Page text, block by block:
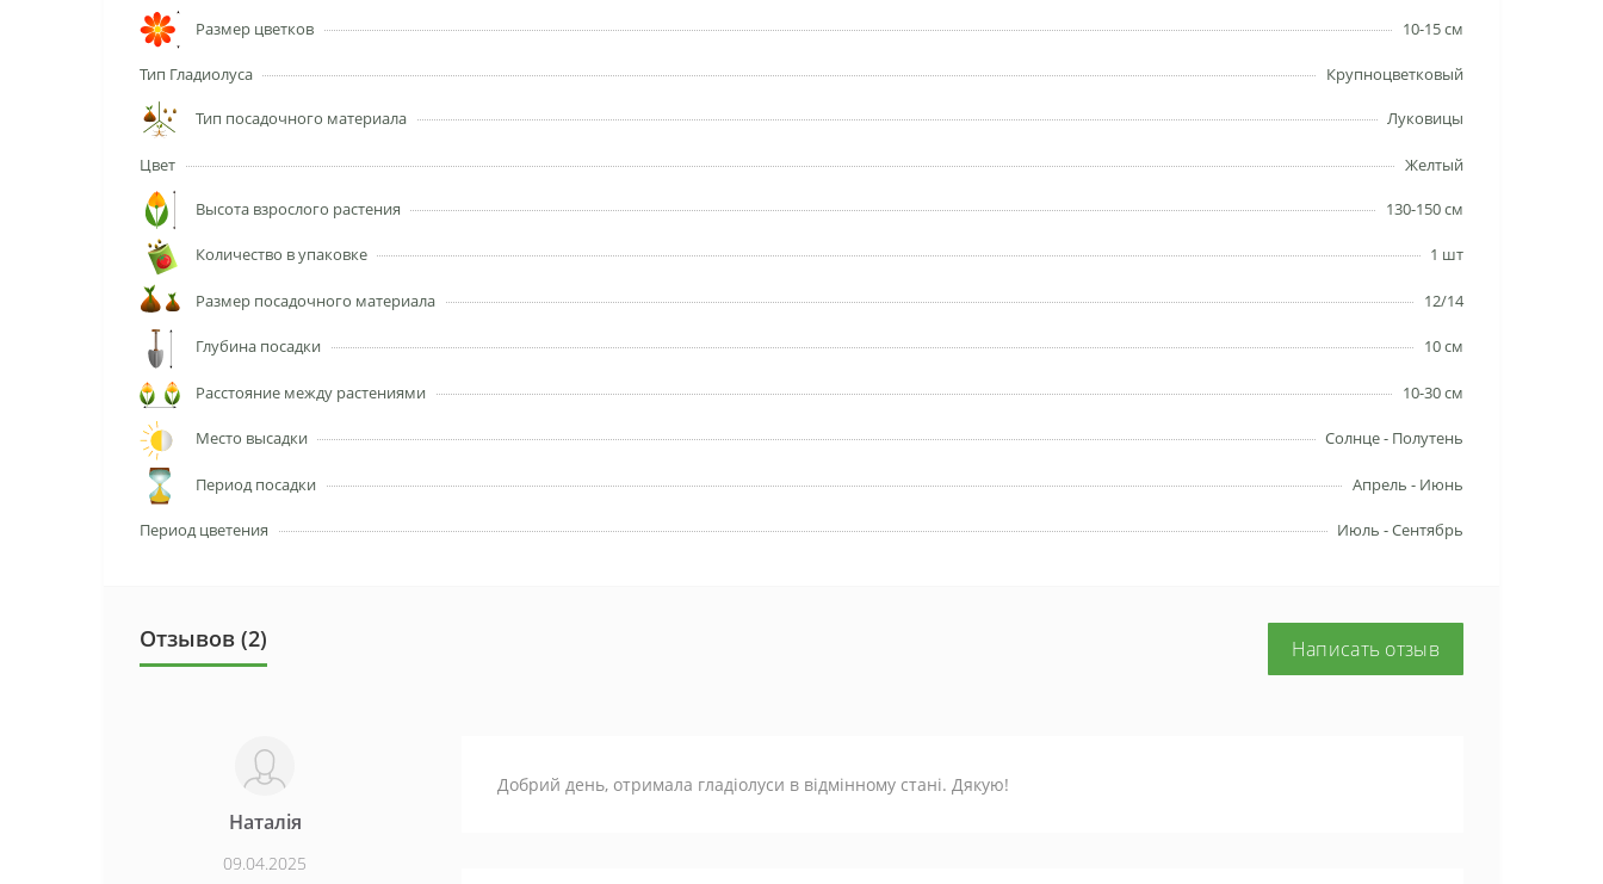
Размер цветков 10-15 см
Тип Гладиолуса Крупноцветковый
Тип посадочного материала Луковицы
Цвет Желтый
Высота взрослого растения 130-150 см
Количество в упаковке 1 шт
Размер посадочного материала 12/14
Глубина посадки 10 см
Расстояние между растениями 10-30 см
Место высадки Солнце - Полутень
Период посадки Апрель - Июнь
Период цветения Июль - Сентябрь
Отзывов (2) Написать отзыв
Наталія
09.04.2025
Добрий день, отримала гладіолуси в відмінному стані. Дякую!